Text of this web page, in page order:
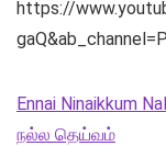
https://
Ennai Ninaikkum
நல்ல தெய்வம்